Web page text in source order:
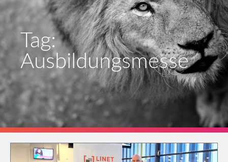
Tag:
Ausbildungsmesse